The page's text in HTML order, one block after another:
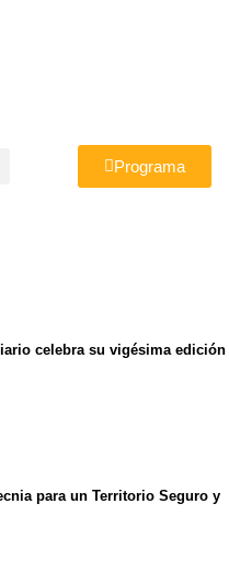
Programa
celebra su vigésima edición
para un Territorio Seguro y